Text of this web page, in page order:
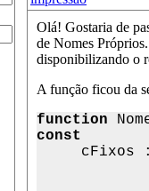
Olá! Gostaria de
de Nomes
disponibilizando o
A função ficou da
function
const
cFixos